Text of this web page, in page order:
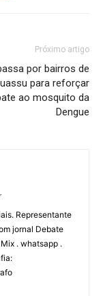
Próximo artigo
por bairros de
para reforçar
ao mosquito da
Dengue
Representante
jornal Debate
. whatsapp .